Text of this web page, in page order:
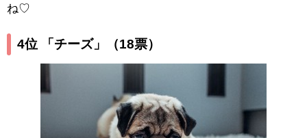
ね♡
4位 「チーズ」 （18票）